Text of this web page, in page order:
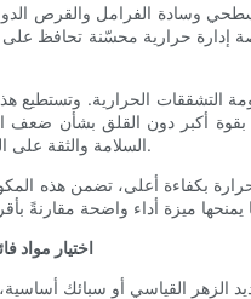
وسادة الفرامل والقرص
إدارة حرارية محسّنة تحافظ على
التشققات الحرارية. وتستطيع
بقوة أكبر دون القلق بشأن ضعف
السلامة والثقة على الطريق أو حلبة السباق.
بكفاءة أعلى، تضمن هذه
اختيار مواد
الزهر القياسي أو سبائك